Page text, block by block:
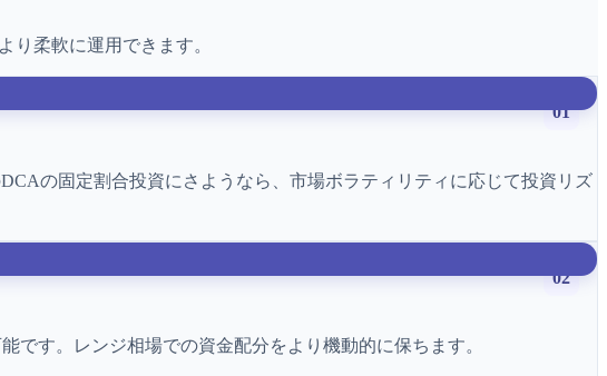
り柔軟に運用できます。
01
の固定割合投資にさようなら、市場ボラティリティに応じて投資リズ
02
です。レンジ相場での資金配分をより機動的に保ちます。